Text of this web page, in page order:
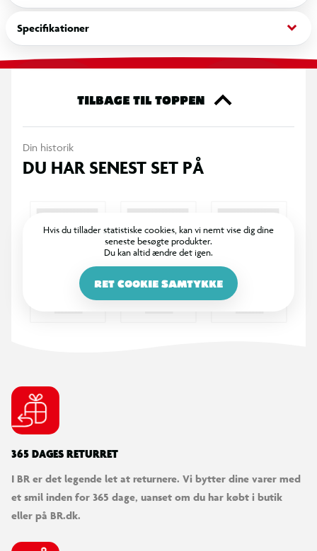
legen endnu mere indbydende for børn.
Yoyoen er nem at bruge for både begyndere og mere erfarne,
som gerne vil øve tricks, træne hånd-øje-koordination og
konstruktion sikrer en jævn rotation og en god respons, så
Specifikationer keyboard_arrow_down
TILBAGE TIL TOPPEN
Din historik
DU HAR SENEST SET PÅ
Hvis du tillader statistiske cookies, kan vi nemt vise dig dine
seneste besøgte produkter.
Du kan altid ændre det igen.
RET COOKIE SAMTYKKE
365 DAGES RETURRET
I BR er det legende let at returnere. Vi bytter dine varer med
et smil inden for 365 dage, uanset om du har købt i butik
eller på BR.dk.